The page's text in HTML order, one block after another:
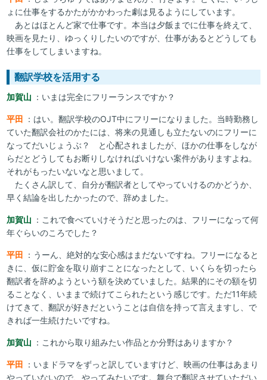
ょに仕事をするかたがかかわった劇は見るようにしています。
あとはほとんど家で仕事です。本当は夕飯までに仕事を終えて、
映画を見たり、ゆっくりしたいのですが、仕事があるとどうしても
仕事をしてしまいますね。
翻訳学校を活用する
加賀山 ：いまは完全にフリーランスですか？
平田 ：はい。翻訳学校のOJT中にフリーになりました。当時勤務し
ていた翻訳会社のかたには、将来の見通しも立たないのにフリーに
なってだいじょうぶ？ と心配されましたが、ほかの仕事をしなが
らだとどうしてもお断りしなければいけない案件がありますよね。
それがもったいないなと思いまして。
たくさん訳して、自分が翻訳者としてやっていけるのかどうか、
早く結論を出したかったので、辞めました。
加賀山 ：これで食べていけそうだと思ったのは、フリーになって何
年ぐらいのころでした？
平田 ：うーん、絶対的な安心感はまだないですね。フリーになると
きに、仮に貯金を取り崩すことになったとして、いくらを切ったら
翻訳者を辞めようという額を決めていました。結果的にその額を切
ることなく、いままで続けてこられたという感じです。ただ11年続
けてきて、翻訳が好きだということは自信を持って言えますし、で
きれば一生続けたいですね。
加賀山 ：これから取り組みたい作品とか分野はありますか？
平田 ：いまドラマをずっと訳していますけど、映画の仕事はあまり
やっていないので、やってみたいです。舞台で翻訳させていただい